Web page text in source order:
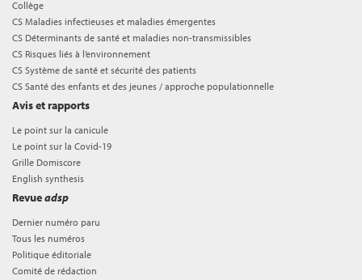
Collège
CS Maladies infectieuses et maladies émergentes
CS Déterminants de santé et maladies non-transmissibles
CS Risques liés à l’environnement
CS Système de santé et sécurité des patients
CS Santé des enfants et des jeunes / approche populationnelle
Avis et rapports
Le point sur la canicule
Le point sur la Covid-19
Grille Domiscore
English synthesis
Revueadsp
Dernier numéro paru
Tous les numéros
Politique éditoriale
Comité de rédaction